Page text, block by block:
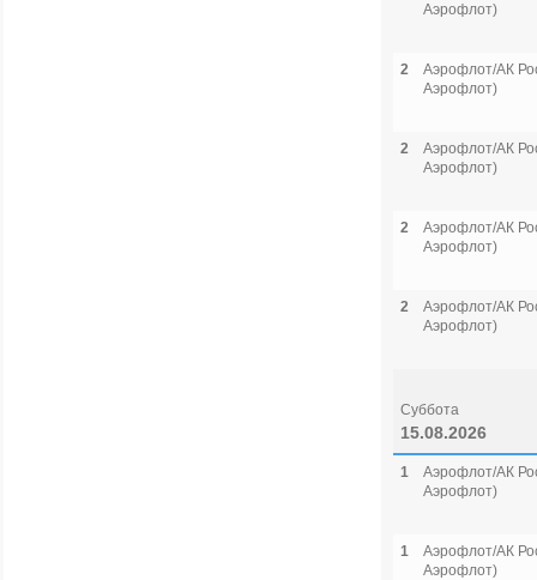
Аэрофлот)
2
Аэрофлот/АК
Аэрофлот)
2
Аэрофлот/АК
Аэрофлот)
2
Аэрофлот/АК
Аэрофлот)
2
Аэрофлот/АК
Аэрофлот)
Суббота
15.08.2026
1
Аэрофлот/АК
Аэрофлот)
1
Аэрофлот/АК
Аэрофлот)